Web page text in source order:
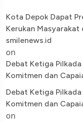
Kota Depok Dapat
Kerukan
smilenews.id
on
Debat Ketiga
Komitmen dan
Debat Ketiga
Komitmen dan
on